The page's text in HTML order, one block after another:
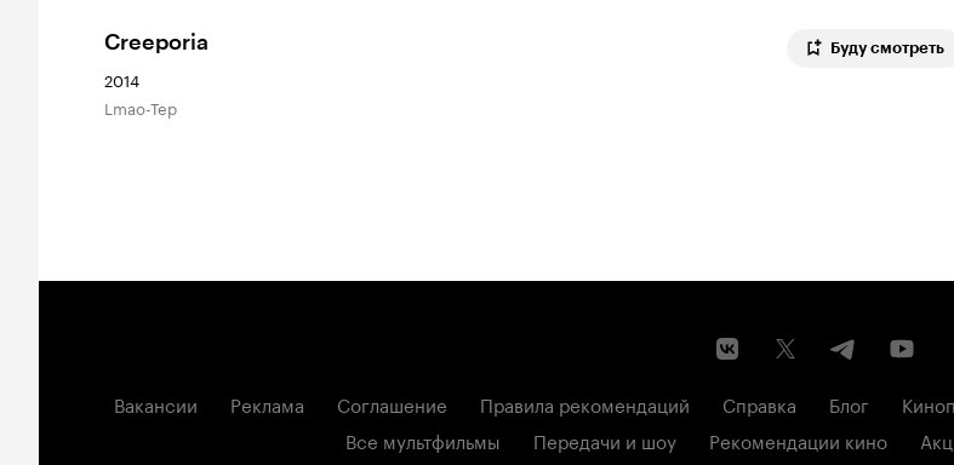
Creeporia
2014
Lmao-Tep
Буду смотреть
Вакансии Реклама Соглашение Правила рекомендаций Справка Блог
Все мультфильмы
Передачи и шоу Рекомендации кино